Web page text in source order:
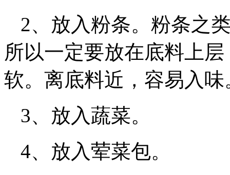
2、放入粉条。粉条之
所以一定要放在底料上
软。离底料近，容易入味
3、放入蔬菜。
4、放入荤菜包。